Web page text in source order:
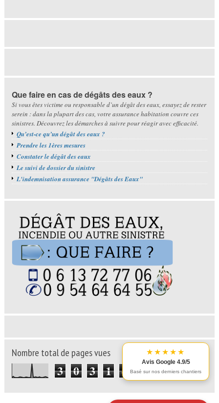
★★★★★
Avis Google 4.9/5
Basé sur nos derniers chantiers
Que faire en cas de dégâts des eaux ?
Si vous êtes victime ou responsable d’un dégât des eaux, essayez de rester
serein : dans la plupart des cas, votre assurance habitation couvre ces
sinistres. Découvrez les démarches à suivre pour réagir avec efficacité.
Qu’est-ce qu’un dégât des eaux ?
Prendre les 1ères mesures
Constater le dégât des eaux
Le suivi de dossier du sinistre
L'indemnisation assurance "Dégâts des Eaux"
Nombre total de pages vues
3 0 3 1 4 0